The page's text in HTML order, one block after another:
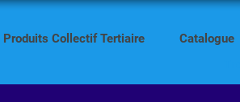
Produits Collectif Tertiaire Catalogue